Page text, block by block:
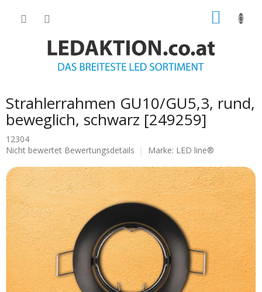
Strahlerrahmen GU10/GU5,3, rund,
beweglich, schwarz [249259]
12304
Die
Produktbewertung
ist
0.0
von
5
Sternen.
Nicht bewertet Bewertungsdetails Marke: LED line®